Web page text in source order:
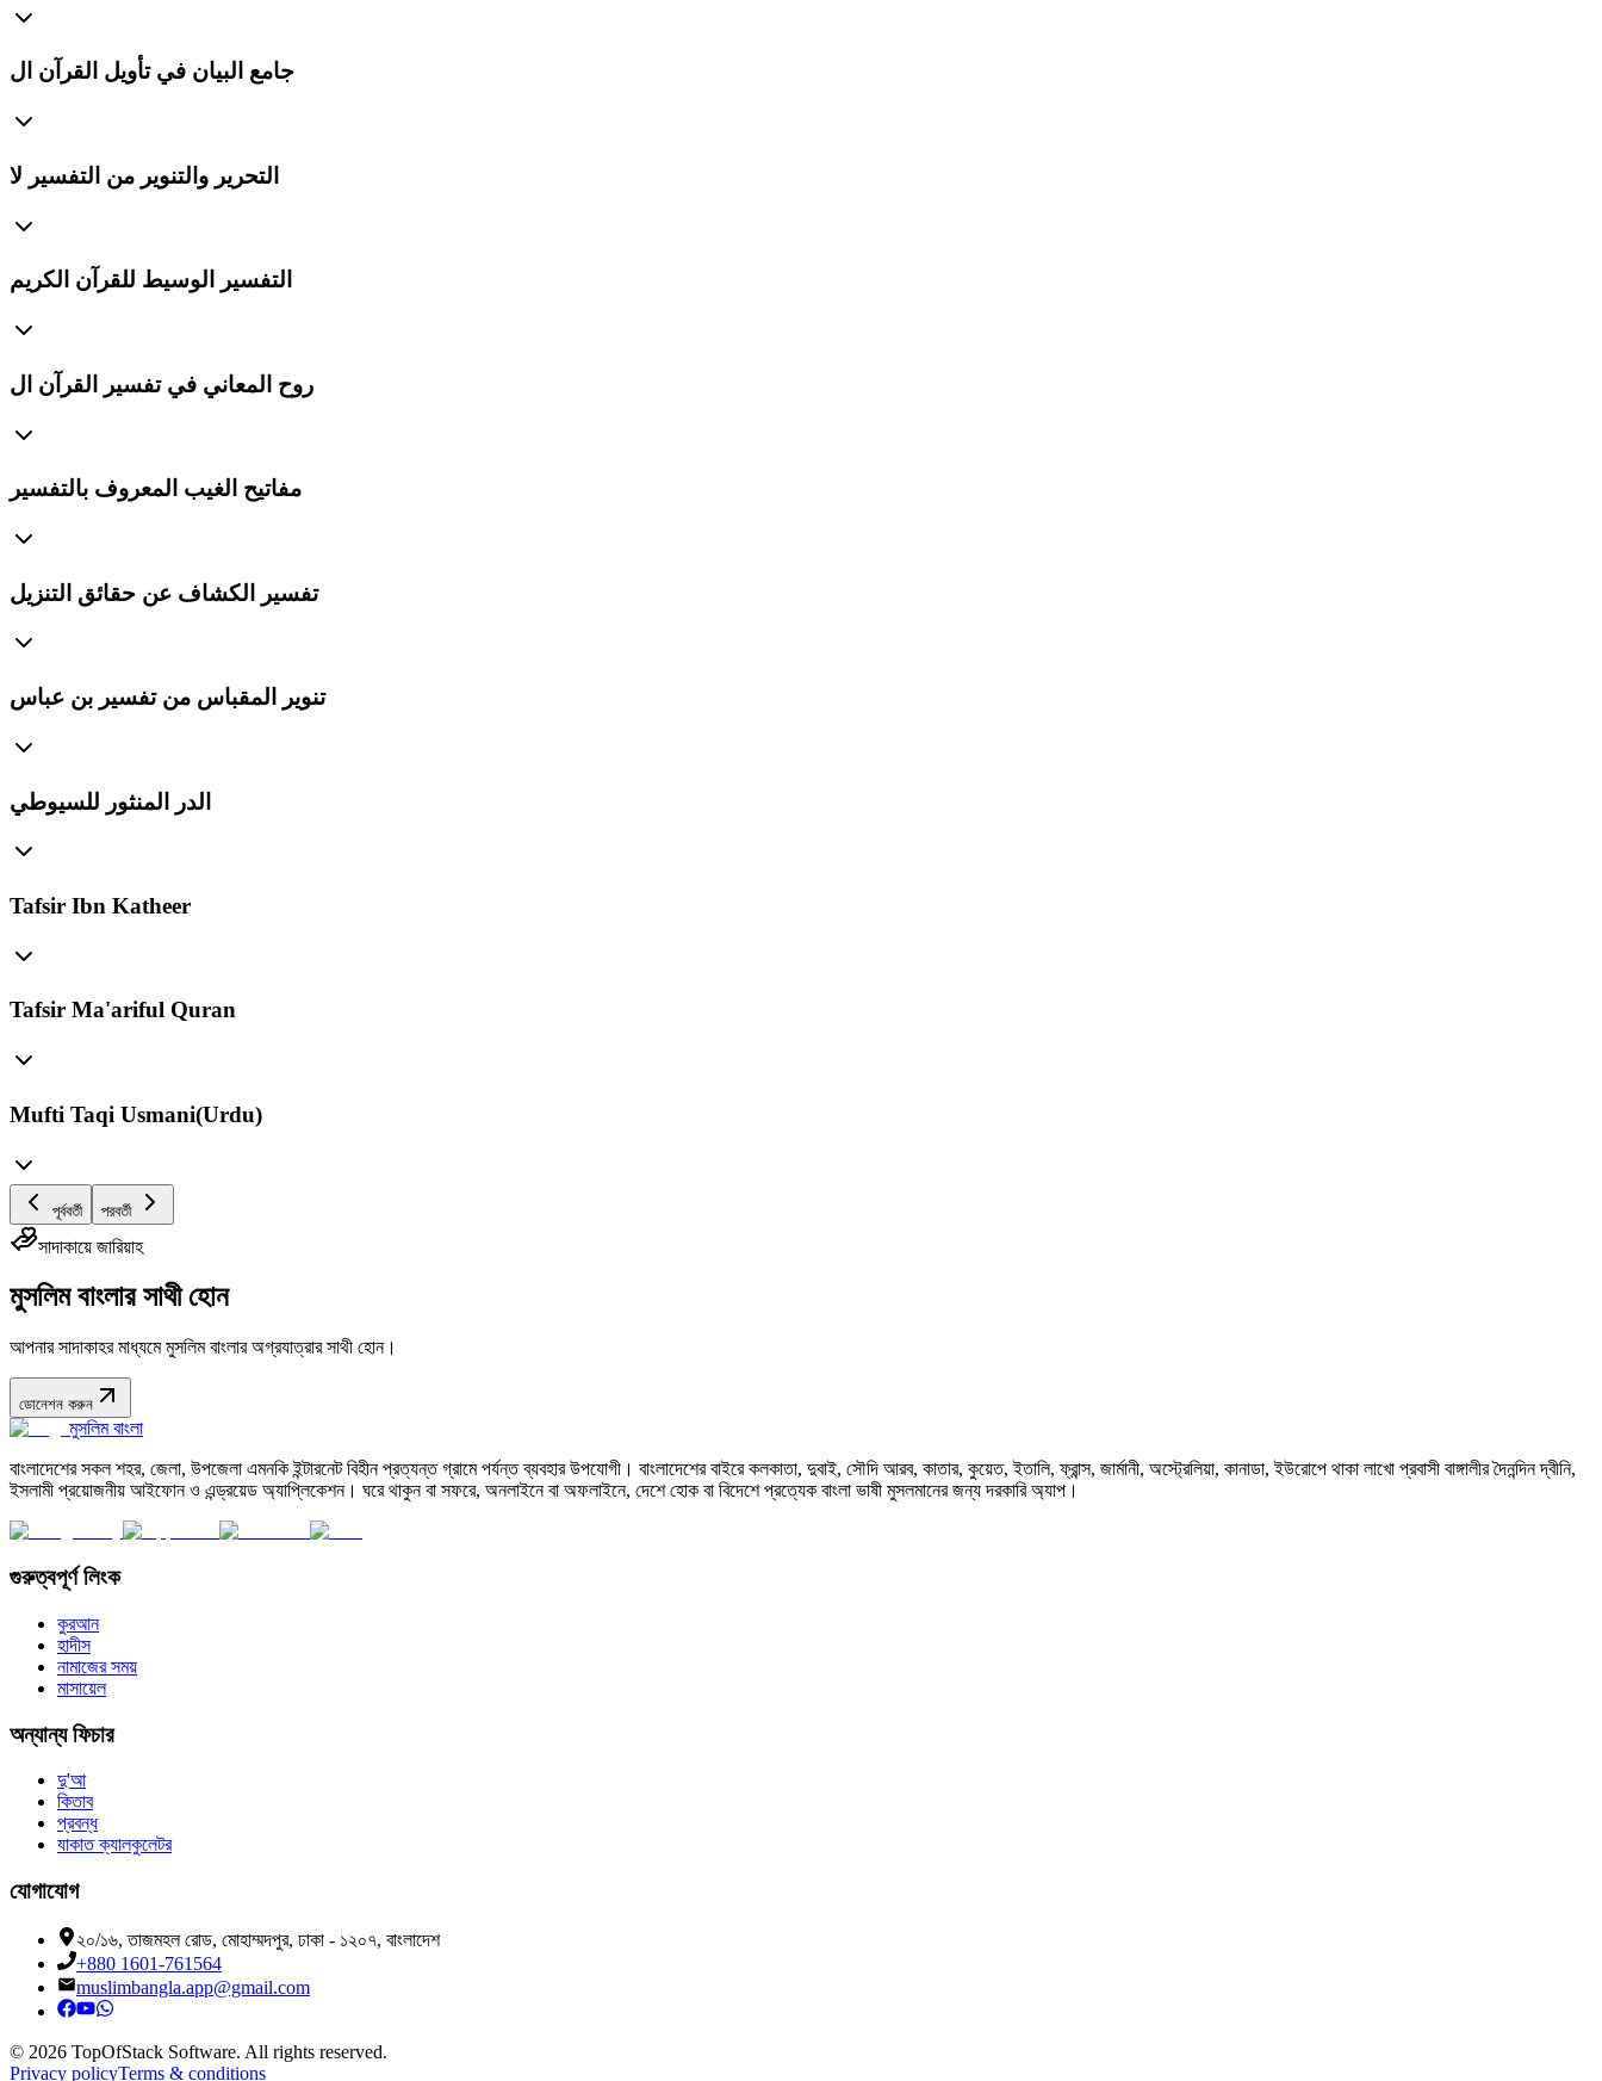
جامع البيان في تأويل القرآن ال
التحرير والتنوير من التفسير لا
التفسير الوسيط للقرآن الكريم
روح المعاني في تفسير القرآن ال
مفاتيح الغيب المعروف بالتفسير
تفسير الكشاف عن حقائق التنزيل
تنوير المقباس من تفسير بن عباس
الدر المنثور للسيوطي
Tafsir Ibn Katheer
Tafsir Ma'ariful Quran
Mufti Taqi Usmani(Urdu)
পূর্ববর্তী পরবর্তী
সাদাকায়ে জারিয়াহ
মুসলিম বাংলার সাথী হোন
আপনার সাদাকাহর মাধ্যমে মুসলিম বাংলার অগ্রযাত্রার সাথী হোন।
ডোনেশন করুন
মুসলিম বাংলা
বাংলাদেশের সকল শহর, জেলা, উপজেলা এমনকি ইন্টারনেট বিহীন প্রত্যন্ত গ্রামে পর্যন্ত ব্যবহার উপযোগী। বাংলাদেশের বাইরে কলকাতা, দুবাই, সৌদি আরব, কাতার, কুয়েত, ইতালি, ফ্রান্স, জার্মানী, অস্ট্রেলিয়া, কানাডা, ইউরোপে থাকা লাখো প্রবাসী বাঙ্গালীর দৈনন্দিন দ্বীনি,
ইসলামী প্রয়োজনীয় আইফোন ও এন্ড্রয়েড অ্যাপ্লিকেশন। ঘরে থাকুন বা সফরে, অনলাইনে বা অফলাইনে, দেশে হোক বা বিদেশে প্রত্যেক বাংলা ভাষী মুসলমানের জন্য দরকারি অ্যাপ।
গুরুত্বপূর্ণ লিংক
কুরআন
হাদীস
নামাজের সময়
মাসায়েল
অন্যান্য ফিচার
দু'আ
কিতাব
প্রবন্ধ
যাকাত ক্যালকুলেটর
যোগাযোগ
২০/১৬, তাজমহল রোড, মোহাম্মদপুর, ঢাকা - ১২০৭, বাংলাদেশ
+880 1601-761564
muslimbangla.app@gmail.com
© 2026 TopOfStack Software. All rights reserved.
Privacy policyTerms & conditions